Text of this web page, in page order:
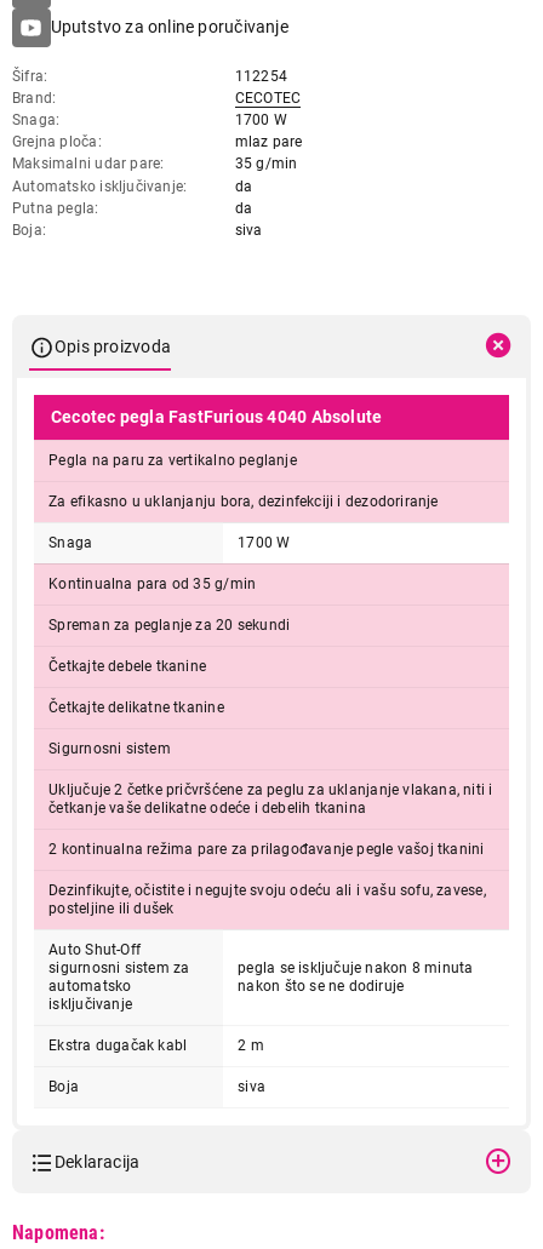
Uputstvo za online poručivanje
Šifra
112254
Brand
CECOTEC
Snaga
1700 W
Grejna ploča
mlaz pare
Maksimalni udar pare
35 g/min
Automatsko isključivanje
da
Putna pegla
da
Boja
siva
Opis proizvoda
Cecotec pegla FastFurious 4040 Absolute
Pegla na paru za vertikalno peglanje
Za efikasno u uklanjanju bora, dezinfekciji i dezodoriranje
Snaga 1700 W
Kontinualna para od 35 g/min
Spreman za peglanje za 20 sekundi
Četkajte debele tkanine
Četkajte delikatne tkanine
Sigurnosni sistem
Uključuje 2 četke pričvršćene za peglu za uklanjanje vlakana, niti i
četkanje vaše delikatne odeće i debelih tkanina
2 kontinualna režima pare za prilagođavanje pegle vašoj tkanini
Dezinfikujte, očistite i negujte svoju odeću ali i vašu sofu, zavese,
posteljine ili dušek
Auto Shut-Off
sigurnosni sistem za
automatsko
isključivanje
pegla se isključuje nakon 8 minuta
nakon što se ne dodiruje
Ekstra dugačak kabl 2 m
Boja siva
Deklaracija
Napomena:
PEGLE
CECOTEC FastFurious 4040 Absolute